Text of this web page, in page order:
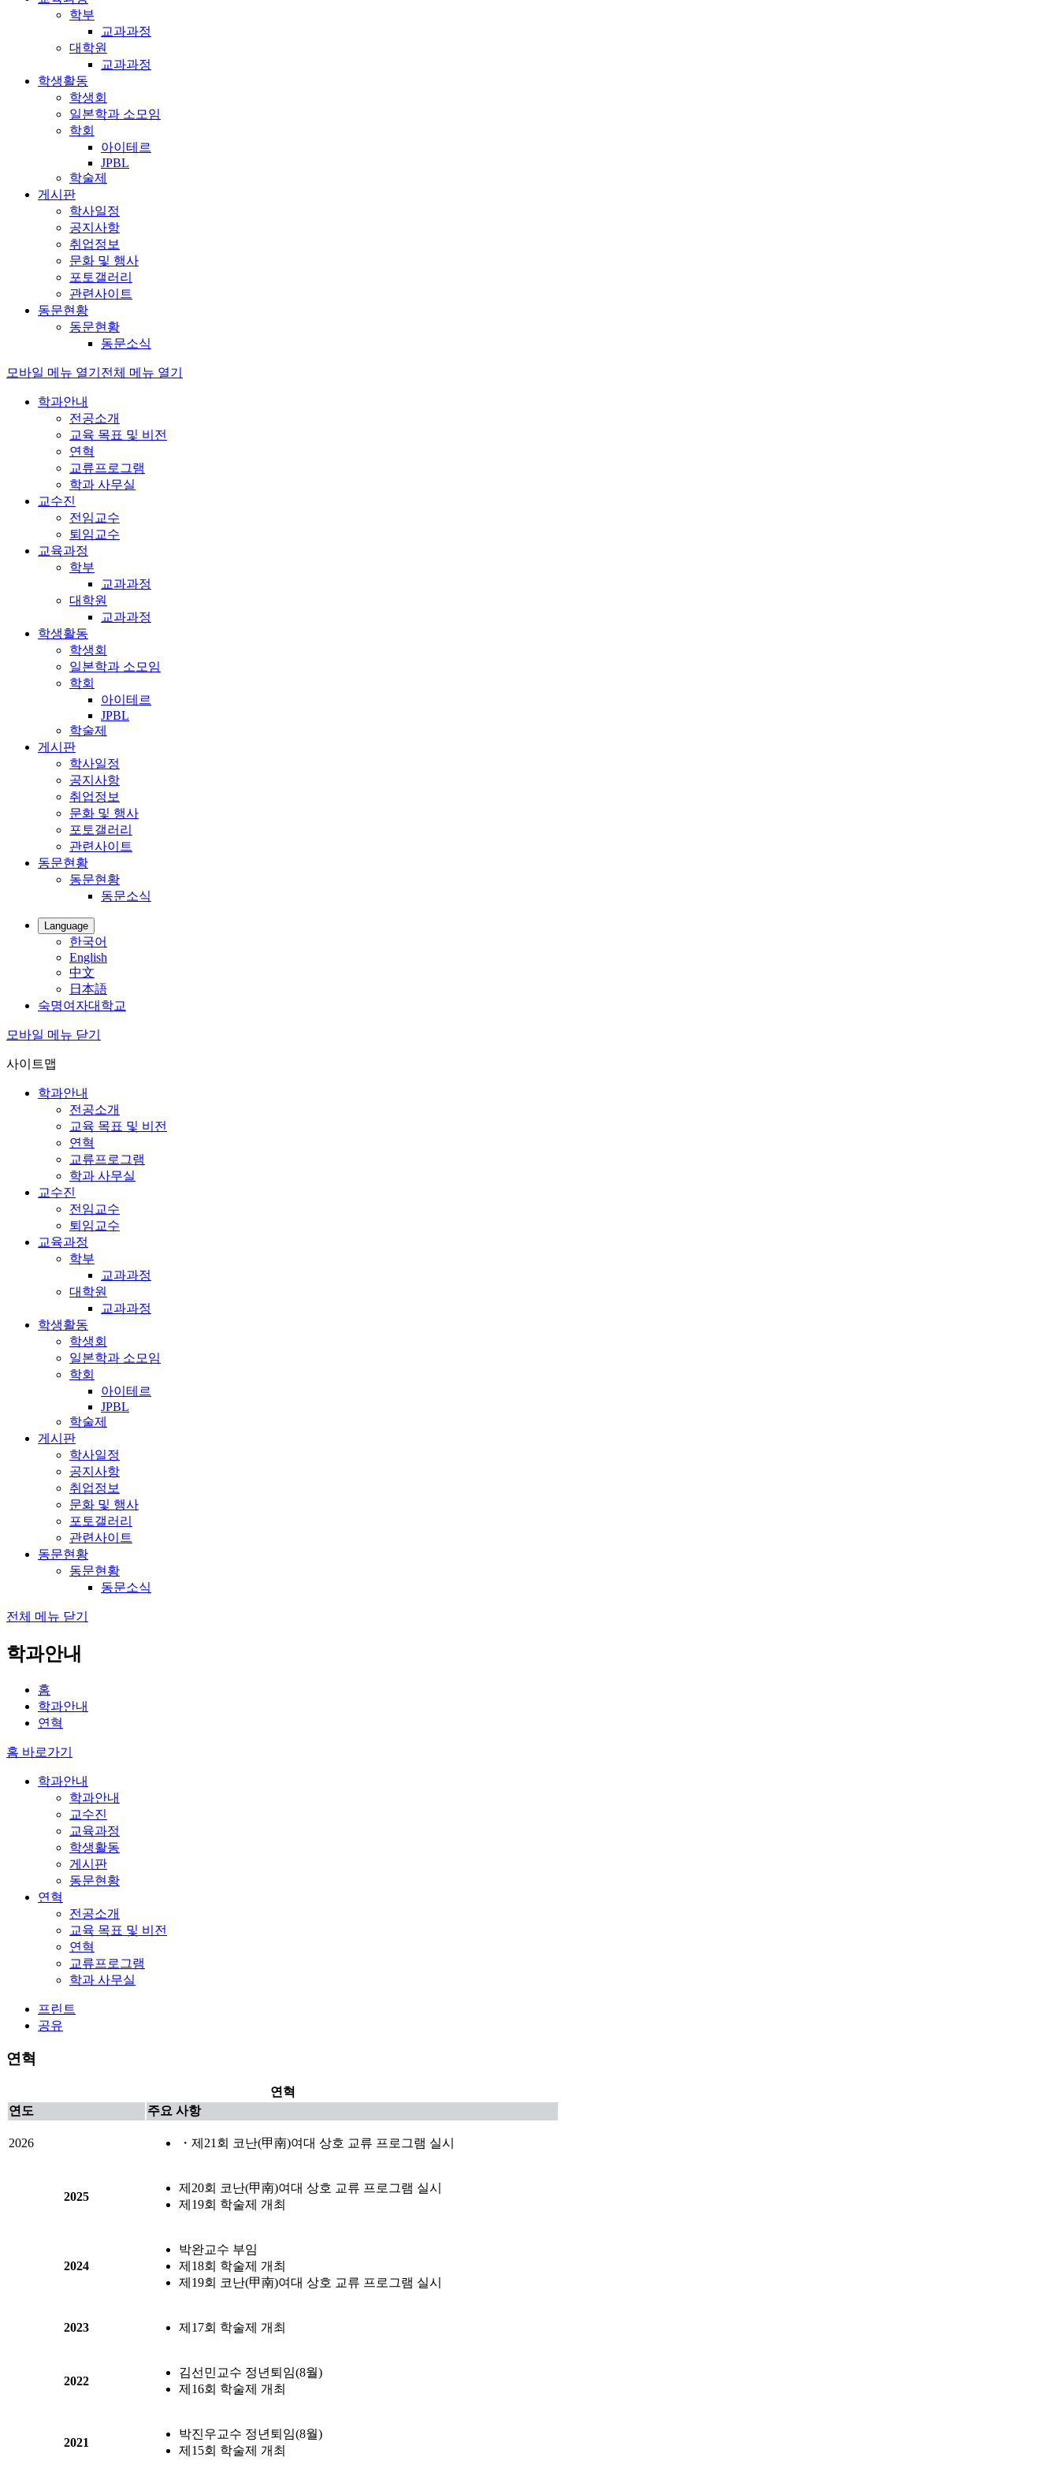
학부
교과과정
대학원
교과과정
학생활동
학생회
일본학과 소모임
학회
아이테르
JPBL
학술제
게시판
학사일정
공지사항
취업정보
문화 및 행사
포토갤러리
관련사이트
동문현황
동문현황
동문소식
모바일 메뉴 열기 전체 메뉴 열기
학과안내
전공소개
교육 목표 및 비전
연혁
교류프로그램
학과 사무실
교수진
전임교수
퇴임교수
교육과정
학부
교과과정
대학원
교과과정
학생활동
학생회
일본학과 소모임
학회
아이테르
JPBL
학술제
게시판
학사일정
공지사항
취업정보
문화 및 행사
포토갤러리
관련사이트
동문현황
동문현황
동문소식
Language
한국어
English
中文
日本語
숙명여자대학교
모바일 메뉴 닫기
사이트맵
학과안내
전공소개
교육 목표 및 비전
연혁
교류프로그램
학과 사무실
교수진
전임교수
퇴임교수
교육과정
학부
교과과정
대학원
교과과정
학생활동
학생회
일본학과 소모임
학회
아이테르
JPBL
학술제
게시판
학사일정
공지사항
취업정보
문화 및 행사
포토갤러리
관련사이트
동문현황
동문현황
동문소식
전체 메뉴 닫기
학과안내
홈
학과안내
연혁
홈 바로가기
학과안내
학과안내
교수진
교육과정
학생활동
게시판
동문현황
연혁
전공소개
교육 목표 및 비전
연혁
교류프로그램
학과 사무실
프린트
공유
연혁
연혁
연도
주요 사항
2026 ・제21회 코난(甲南)여대 상호 교류 프로그램 실시
2025
제20회 코난(甲南)여대 상호 교류 프로그램 실시
제19회 학술제 개최
2024
박완교수 부임
제18회 학술제 개최
제19회 코난(甲南)여대 상호 교류 프로그램 실시
2023 제17회 학술제 개최
2022
김선민교수 정년퇴임(8월)
제16회 학술제 개최
2021
박진우교수 정년퇴임(8월)
제15회 학술제 개최